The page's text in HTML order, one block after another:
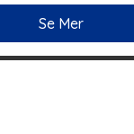
Se Mer